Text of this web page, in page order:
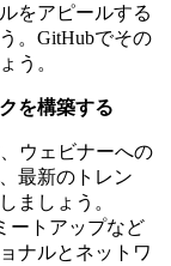
をアピールする
。GitHubでその
う。
を構築する
ウェビナーへの
最新のトレン
ましょう。
ートアップなど
ナルとネットワ